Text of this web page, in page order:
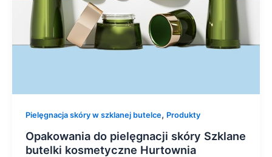
Pielęgnacja skóry w szklanej butelce, Produkty
Opakowania do pielęgnacji skóry Szklane
butelki kosmetyczne Hurtownia